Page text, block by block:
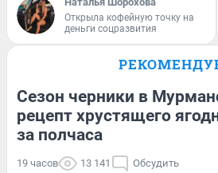
Открыла кофейную точку на
деньги соцразвития
Сезон черники в
рецепт хрустящего
за полчаса
19 часов 13 141 Обсудить